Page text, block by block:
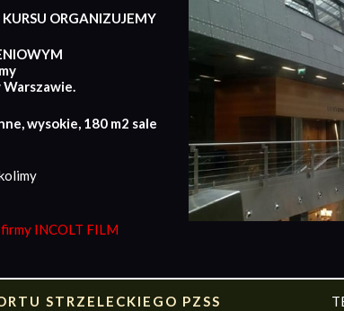
ORGANIZUJEMY
wysokie, 180 m2 sale
INCOLT FILM
STRZELECKIEGO PZSS